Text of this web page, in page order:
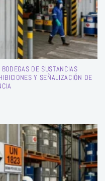
DE SUSTANCIAS
Y SEÑALIZACIÓN DE